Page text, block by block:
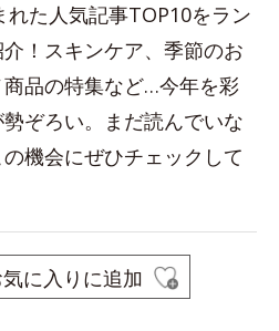
た人気記事TOP10をラン
！スキンケア、季節のお
品の特集など…今年を彩
ぞろい。まだ読んでいな
機会にぜひチェックして
に入りに追加